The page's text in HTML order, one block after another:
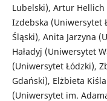
Lubelski), Artur
Izdebska (Uniwersytet
Śląski), Anita Jarzyna
Haładyj (Uniwersytet
(Uniwersytet Łódzki),
Gdański), Elżbieta
(Uniwersytet im.